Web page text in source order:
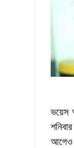
ভয়েস
আগেও